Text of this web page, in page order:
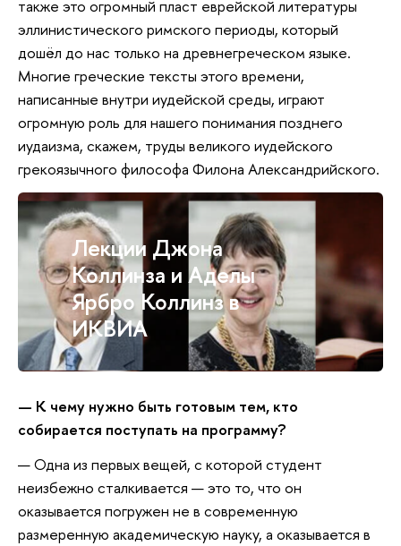
также это огромный пласт еврейской литературы
эллинистического римского периоды, который
дошёл до нас только на древнегреческом языке.
Многие греческие тексты этого времени,
написанные внутри иудейской среды, играют
огромную роль для нашего понимания позднего
иудаизма, скажем, труды великого иудейского
грекоязычного философа Филона Александрийского.
Лекции Джона
Коллинза и Аделы
Ярбро Коллинз в
ИКВИА
— К чему нужно быть готовым тем, кто
собирается поступать на программу?
— ​​Одна из первых вещей, с которой студент
неизбежно сталкивается — это то, что он
оказывается погружен не в современную
размеренную академическую науку, а оказывается в